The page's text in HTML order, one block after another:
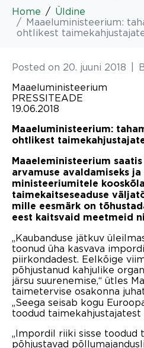
Home
Üldine
Maaeluministeerium:
ohtlikest
Posted on 20. juuni 2018
Maaeluministeerium
PRESSITEADE
19.06.2018
Maaeluministeerium:
ohtlikest
Maaeleministeerium
arvamuse avaldamiseks
ministeeriumitele
taimekaitseseaduse
mille eesmärk on
eest kaitsvaid meetmeid
„Kaubanduse jätkuv
toonud üha kasvava
piirkondadest. Eelkõige
põhjustanud kahjulike
järsu suurenemise,“ ütles
taimetervise osakonna
„Seega seisab kogu
toodud taimekahjustajatest
„Impordil riiki sisse toodud
põhjustavad